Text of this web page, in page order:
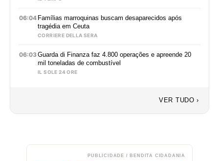
06:04 Famílias marroquinas buscam desaparecidos após
tragédia em Ceuta
CORRIERE DELLA SERA
06:03Guarda di Finanza faz 4.800 operações e apreende 20
mil toneladas de combustível
IL SOLE 24 ORE
VER TUDO ›
PUBLICIDADE / BENDITA CIDADANIA